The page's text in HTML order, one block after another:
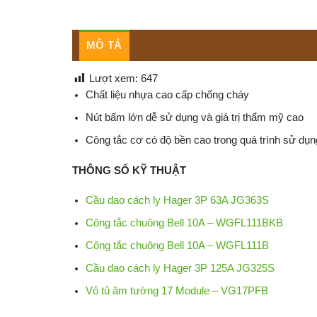
MÔ TẢ
Lượt xem: 647
Chất liệu nhựa cao cấp chống cháy
Nút bấm lớn dễ sử dụng và giá trị thẩm mỹ cao
Công tắc cơ có độ bền cao trong quá trình sử
THÔNG SỐ KỸ THUẬT
Cầu dao cách ly Hager 3P 63A JG363S
Công tắc chuông Bell 10A – WGFL111BKB
Công tắc chuông Bell 10A – WGFL111B
Cầu dao cách ly Hager 3P 125A JG325S
Vỏ tủ âm tường 17 Module – VG17PFB